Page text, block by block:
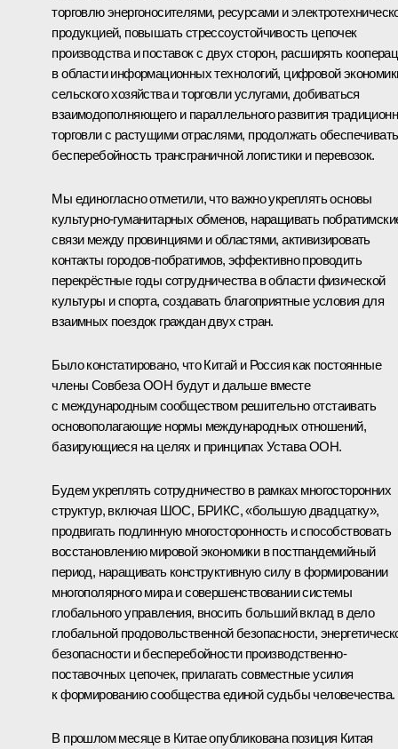
торговлю энергоносителями, ресурсами и
продукцией, повышать стрессоустойчивость цепочек
производства и поставок с двух сторон, расширять
в области информационных технологий, цифровой
сельского хозяйства и торговли услугами, добиваться
взаимодополняющего и параллельного развития
торговли с растущими отраслями, продолжать обеспечивать
бесперебойность трансграничной логистики и перевозок.
Мы единогласно отметили, что важно укреплять основы
культурно-гуманитарных обменов, наращивать
связи между провинциями и областями, активизировать
контакты городов-побратимов, эффективно проводить
перекрёстные годы сотрудничества в области физической
культуры и спорта, создавать благоприятные условия для
взаимных поездок граждан двух стран.
Было констатировано, что Китай и Россия как постоянные
члены Совбеза ООН будут и дальше вместе
с международным сообществом решительно отстаивать
основополагающие нормы международных отношений,
базирующиеся на целях и принципах Устава ООН.
Будем укреплять сотрудничество в рамках многосторонних
структур, включая ШОС, БРИКС, «большую двадцатку»,
продвигать подлинную многосторонность и способствовать
восстановлению мировой экономики в постпандемийный
период, наращивать конструктивную силу в формировании
многополярного мира и совершенствовании системы
глобального управления, вносить больший вклад в дело
глобальной продовольственной безопасности,
безопасности и бесперебойности производственно-
поставочных цепочек, прилагать совместные усилия
к формированию сообщества единой судьбы человечества.
В прошлом месяце в Китае опубликована позиция Китая